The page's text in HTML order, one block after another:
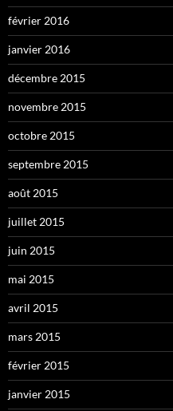
février 2016
janvier 2016
décembre 2015
novembre 2015
octobre 2015
septembre 2015
août 2015
juillet 2015
juin 2015
mai 2015
avril 2015
mars 2015
février 2015
janvier 2015